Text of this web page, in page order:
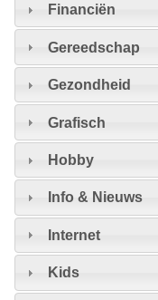
Financiën
Gereedschap
Gezondheid
Grafisch
Hobby
Info & Nieuws
Internet
Kids